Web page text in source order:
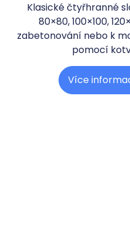
Klasické čtyřhranné
80×80, 100×100,
zabetonování nebo k
pomocí
Více